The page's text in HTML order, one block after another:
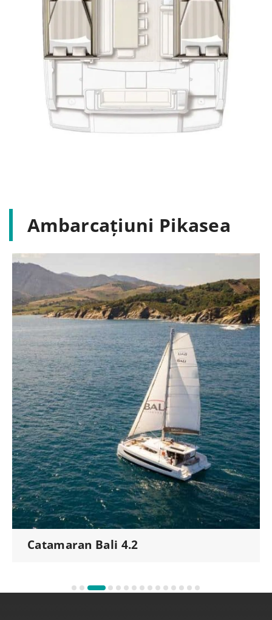
Ambarcațiuni Pikasea
Catamaran Bali 4.3